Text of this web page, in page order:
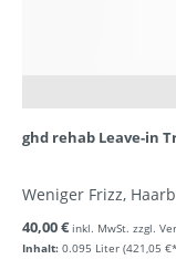
ghd rehab Leave-in
Weniger Frizz,
Inhalt: 0.095 Liter (421,05
40,00 € inkl. MwSt. zzgl.